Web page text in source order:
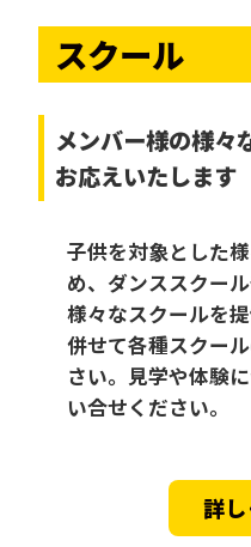
スクール
メンバー様の様々
お応えいたします
子供を対象とした
め、ダンススクー
様々なスクールを
併せて各種スクー
さい。見学や体験
い合せください。
詳